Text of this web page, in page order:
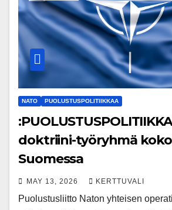
NATO PUOLUSTUSPOLITIIKKAA
doktriini-työryhmä
Suomessa
MAY 13, 2026 KERTTUVALI
Puolustusliitto Naton yhteisen